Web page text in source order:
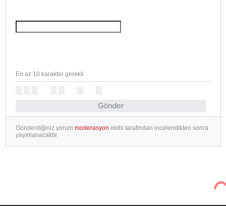
Gönder
En az 10 karakter gerekli
Gönderdiğiniz yorum moderasyon ekibi tarafından incelendikten sonra
yayınlanacaktır.